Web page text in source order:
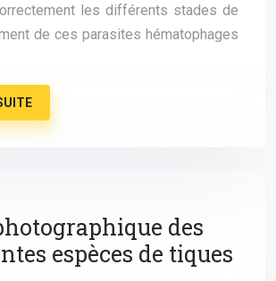
les différents stades de
de ces parasites hématophages
des
espèces de tiques